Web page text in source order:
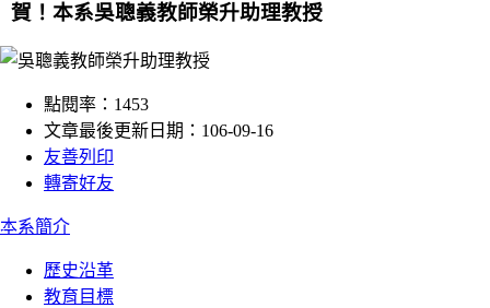
賀！本系吳聰義教師榮升助理教授
點閱率：1453
文章最後更新日期：106-09-16
友善列印
轉寄好友
:::
本系簡介
歷史沿革
教育目標